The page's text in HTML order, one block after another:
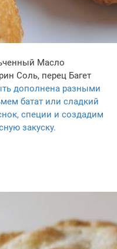
Масло
Соль, перец Багет
дополнена разными
батат или сладкий
специи и создадим
закуску.